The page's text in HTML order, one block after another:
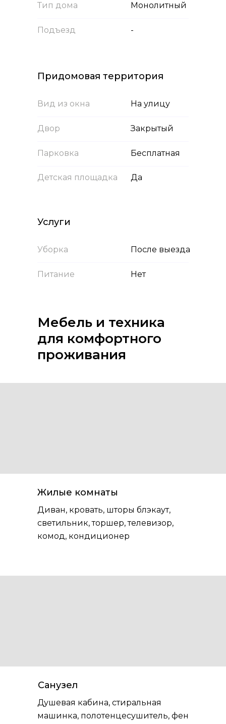
Тип дома Монолитный
Подъезд -
Вид из окна
Придомовая территория
На улицу
Услуги
Двор Закрытый
Уборка После выезда
Питание Нет
Парковка Бесплатная
Детская площадка Да
Мебель и техника
для комфортного
проживания
Жилые комнаты
Диван, кровать, шторы блэкаут,
светильник, торшер, телевизор,
комод, кондиционер
Санузел
Душевая кабина, стиральная
машинка, полотенцесушитель, фен